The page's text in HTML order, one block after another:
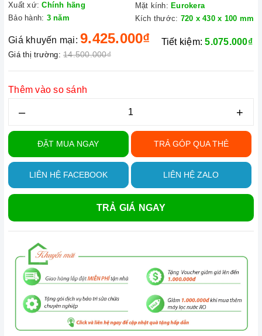
Xuất xứ: Chính hãng
Bảo hành: 3 năm
Mặt kính: Eurokera
Kích thước: 720 x 430 x 100 mm
Giá khuyến mại: 9.425.000₫
Giá thị trường: 14.500.000₫
Tiết kiệm:5.075.000₫
Thêm vào so sánh
– +
ĐẶT MUA NGAY TRẢ GÓP QUA THẺ
LIÊN HỆ FACEBOOK LIÊN HỆ ZALO
TRẢ GIÁ NGAY